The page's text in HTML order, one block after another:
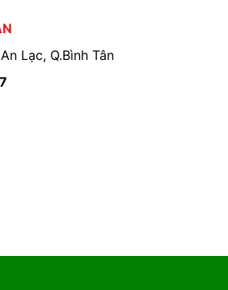
Lạc, Q.Bình Tân